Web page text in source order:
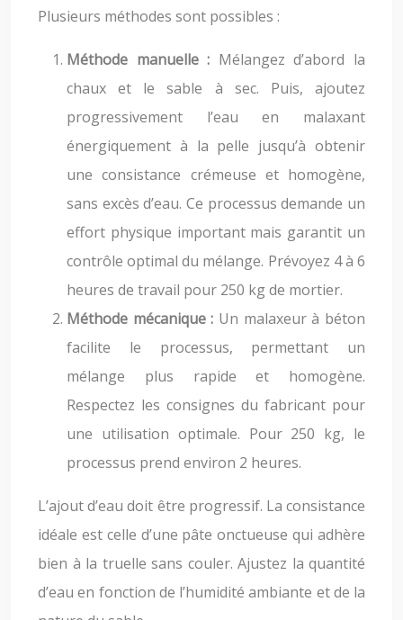
Plusieurs méthodes sont possibles :
Méthode manuelle : Mélangez d’abord la
chaux et le sable à sec. Puis, ajoutez
progressivement l’eau en malaxant
énergiquement à la pelle jusqu’à obtenir
une consistance crémeuse et homogène,
sans excès d’eau. Ce processus demande un
effort physique important mais garantit un
contrôle optimal du mélange. Prévoyez 4 à 6
heures de travail pour 250 kg de mortier.
Méthode mécanique : Un malaxeur à béton
facilite le processus, permettant un
mélange plus rapide et homogène.
Respectez les consignes du fabricant pour
une utilisation optimale. Pour 250 kg, le
processus prend environ 2 heures.
L’ajout d’eau doit être progressif. La consistance
idéale est celle d’une pâte onctueuse qui adhère
bien à la truelle sans couler. Ajustez la quantité
d’eau en fonction de l’humidité ambiante et de la